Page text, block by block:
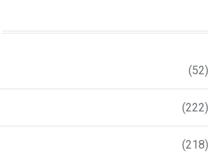
(52)
(222)
(218)